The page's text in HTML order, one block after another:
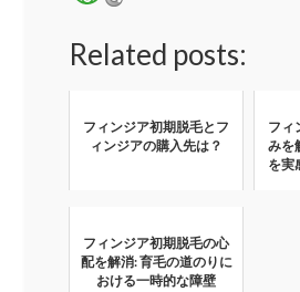
Related posts:
フィンジア初期脱毛とフ
ィンジアの購入先は？
フィ
みを
を実
フィンジア初期脱毛の心
配を解消: 育毛の道のりに
おける一時的な障壁